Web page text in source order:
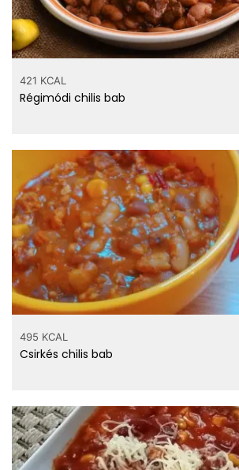
421 KCAL
Régimódi chilis bab
495 KCAL
Csirkés chilis bab